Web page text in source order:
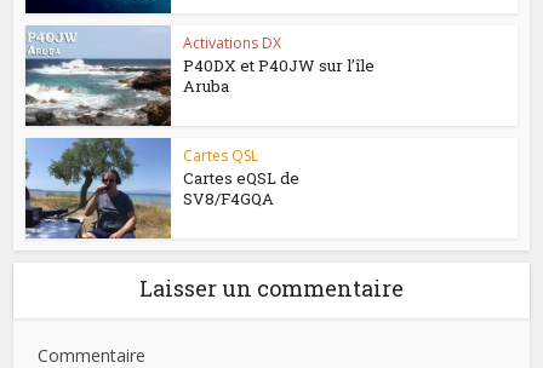
Activations DX
P40DX et P40JW sur l’île
Aruba
Cartes QSL
Cartes eQSL de
SV8/F4GQA
Laisser un commentaire
Commentaire